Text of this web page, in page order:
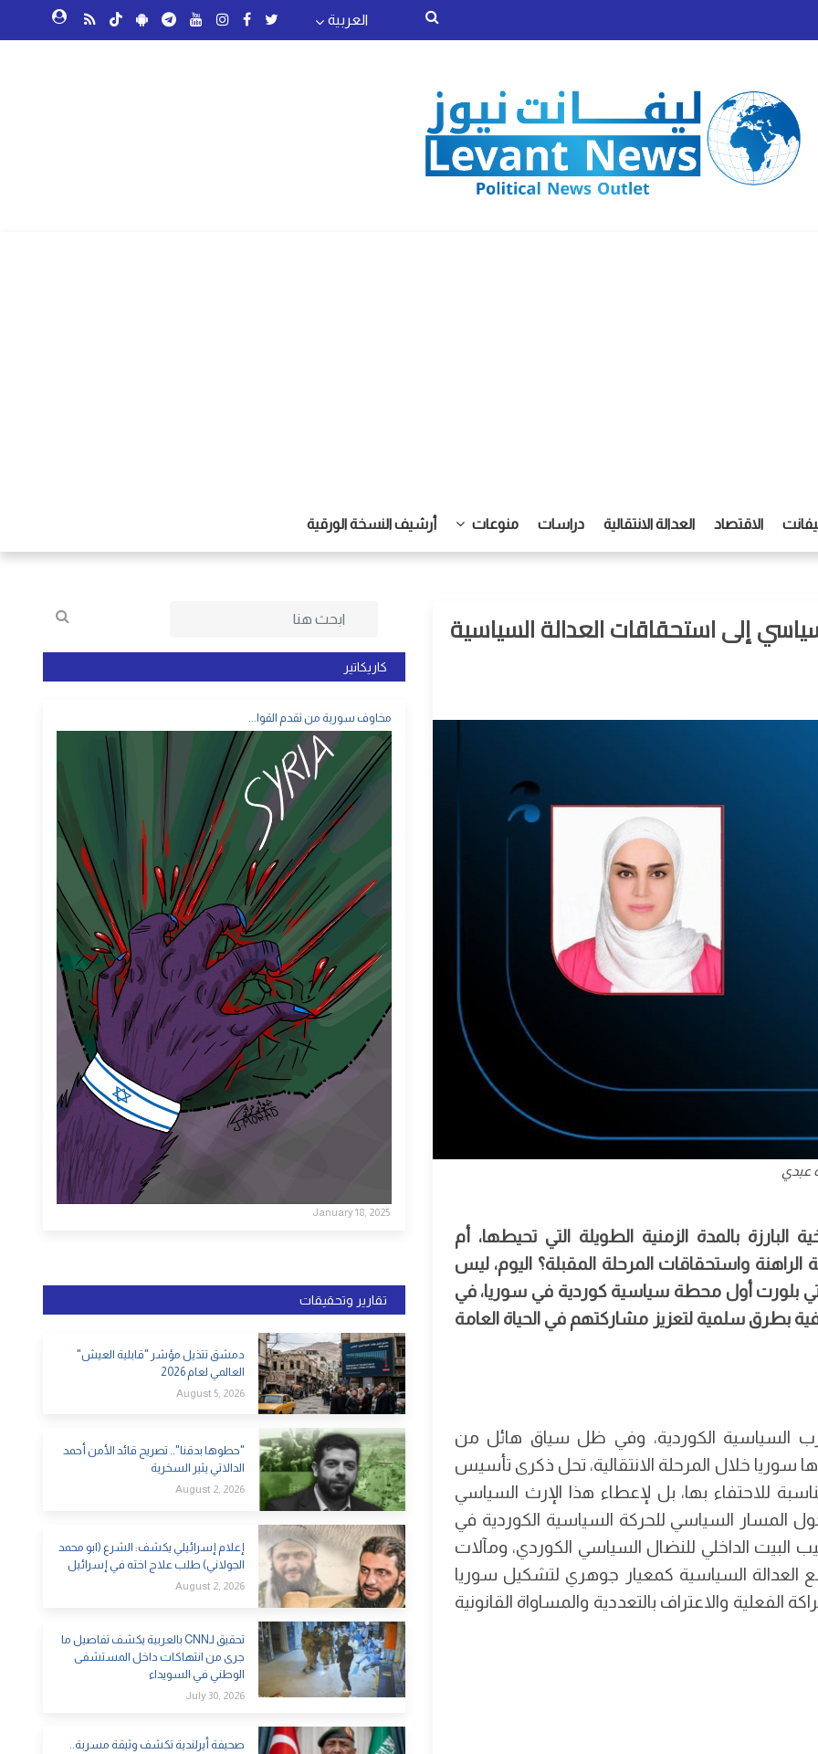
العربية
الاقتصاد العدالة الانتقالية دراسات منوعات أرشيف النسخة الورقية
إلى استحقاقات العدالة السياسية
عبدي
بالمدة الزمنية الطويلة التي تحيطها، أم
واستحقاقات المرحلة المقبلة؟ اليوم، ليس
بلورت أول محطة سياسية كوردية في سوريا، في
بطرق سلمية لتعزيز مشاركتهم في الحياة العامة
السياسية الكوردية، وفي ظل سياق هائل من
سوريا خلال المرحلة الانتقالية، تحل ذكرى تأسيس
للاحتفاء بها، بل لإعطاء هذا الإرث السياسي
السياسي للحركة السياسية الكوردية في
إعادة ترتيب البيت الداخلي للنضال السياسي الكوردي، ومآلات
السياسية كمعيار جوهري لتشكيل سوريا
والاعتراف بالتعددية والمساواة القانونية
كاريكاتير
مخاوف سورية من تقدم القوا...
January 18, 2025
تقارير وتحقيقات
دمشق تتذيل مؤشر "قابلية العيش"
العالمي لعام 2026
August 5, 2026
"حطوها بدقنا".. تصريح قائد الأمن أحمد
الدالاتي يثير السخرية
August 2, 2026
إعلام إسرائيلي يكشف: الشرع (ابو محمد
الجولاني) طلب علاج اخته في إسرائيل
August 2, 2026
تحقيق لـCNN بالعربية يكشف تفاصيل ما
جرى من انتهاكات داخل المستشفى
الوطني في السويداء
July 30, 2026
صحيفة أيرلندية تكشف وثيقة مسربة..